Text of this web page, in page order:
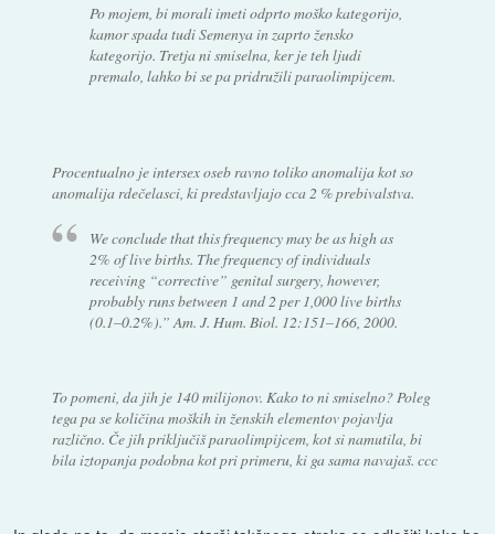
Po mojem, bi morali imeti odprto moško kategorijo,
kamor spada tudi Semenya in zaprto žensko
kategorijo. Tretja ni smiselna, ker je teh ljudi
premalo, lahko bi se pa pridružili paraolimpijcem.
Procentualno je intersex oseb ravno toliko anomalija kot so
anomalija rdečelasci, ki predstavljajo cca 2 % prebivalstva.
We conclude that this frequency may be as high as
2% of live births. The frequency of individuals
receiving “corrective” genital surgery, however,
probably runs between 1 and 2 per 1,000 live births
(0.1–0.2%).” Am. J. Hum. Biol. 12:151–166, 2000.
To pomeni, da jih je 140 milijonov. Kako to ni smiselno? Poleg
tega pa se količina moških in ženskih elementov pojavlja
različno. Če jih priključiš paraolimpijcem, kot si namutila, bi
bila iztopanja podobna kot pri primeru, ki ga sama navajaš. ccc